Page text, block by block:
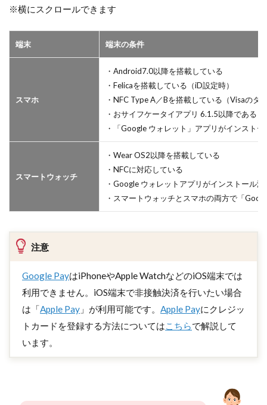
※横にスクロールできます
端末 端末の条件
スマホ
・Android7.0以降を搭載している
・Felicaを搭載している（iD設定時）
・NFC Type A／Bを搭載している（Visaのタ
・おサイフケータイアプリ 6.1.5以降である
・「Google ウォレット」アプリがインスト
スマートウォッチ
・Wear OS2以降を搭載している
・NFCに対応している
・Google ウォレットアプリがインストール
・スマートウォッチとスマホの両方で「
注意
Google PayはiPhoneやApple WatchなどのiOS端末では
利用できません。iOS端末で非接触決済を行いたい場合
は「Apple Pay 」が利用可能です。 Apple Payにクレジッ
トカードを登録する方法については こちらで解説して
います。